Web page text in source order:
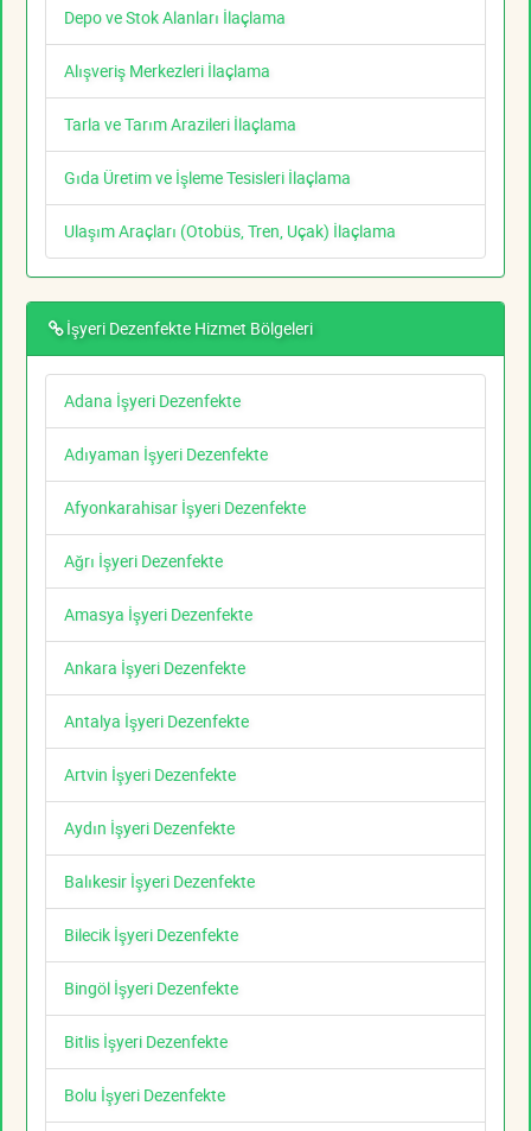
Depo ve Stok Alanları İlaçlama
Alışveriş Merkezleri İlaçlama
Tarla ve Tarım Arazileri İlaçlama
Gıda Üretim ve İşleme Tesisleri İlaçlama
Ulaşım Araçları (Otobüs, Tren, Uçak) İlaçlama
İşyeri Dezenfekte Hizmet Bölgeleri
Adana İşyeri Dezenfekte
Adıyaman İşyeri Dezenfekte
Afyonkarahisar İşyeri Dezenfekte
Ağrı İşyeri Dezenfekte
Amasya İşyeri Dezenfekte
Ankara İşyeri Dezenfekte
Antalya İşyeri Dezenfekte
Artvin İşyeri Dezenfekte
Aydın İşyeri Dezenfekte
Balıkesir İşyeri Dezenfekte
Bilecik İşyeri Dezenfekte
Bingöl İşyeri Dezenfekte
Bitlis İşyeri Dezenfekte
Bolu İşyeri Dezenfekte